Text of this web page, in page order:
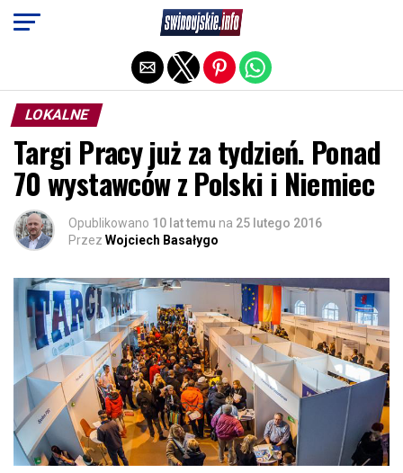
LOKALNE
Targi Pracy już za tydzień. Ponad
70 wystawców z Polski i Niemiec
Opublikowano 10 lat temu na 25 lutego 2016
Przez Wojciech Basałygo
Exit mobile version